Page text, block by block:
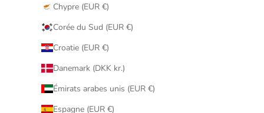
Chypre (EUR €)
Corée du Sud (EUR €)
Croatie (EUR €)
Danemark (DKK kr.)
Émirats arabes unis (EUR €)
Espagne (EUR €)